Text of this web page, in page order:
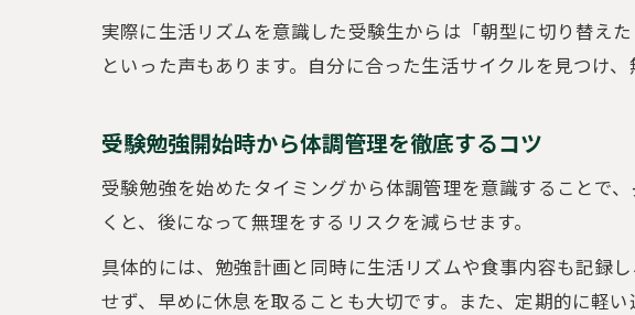
受験勉
受験勉
受験勉
実際に生活リズムを意識した受験生からは「朝型に切り替え
といった声もあります。自分に合った生活サイクルを見つけ
受験勉強開始時から体調管理を徹底するコツ
受験勉強を始めたタイミングから体調管理を意識することで
くと、後になって無理をするリスクを減らせます。
具体的には、勉強計画と同時に生活リズムや食事内容も記録
せず、早めに休息を取ることも大切です。また、定期的に軽